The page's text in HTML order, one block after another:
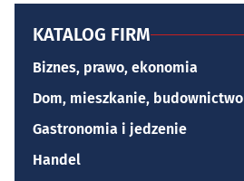
KATALOG FIRM
Biznes, prawo, ekonomia
Dom, mieszkanie, budownictwo
Gastronomia i jedzenie
Handel